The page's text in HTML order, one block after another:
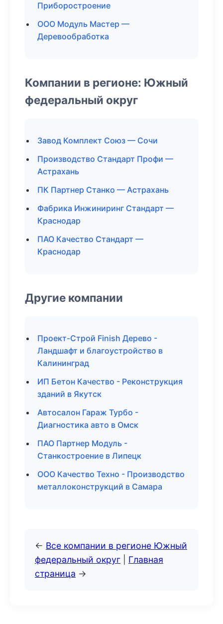
Приборостроение
ООО Модуль Мастер —
Деревообработка
Компании в регионе: Южный
федеральный округ
Завод Комплект Союз — Сочи
Производство Стандарт Профи —
Астрахань
ПК Партнер Станко — Астрахань
Фабрика Инжиниринг Стандарт —
Краснодар
ПАО Качество Стандарт —
Краснодар
Другие компании
Проект-Строй Finish Дерево -
Ландшафт и благоустройство в
Калининград
ИП Бетон Качество - Реконструкция
зданий в Якутск
Автосалон Гараж Турбо -
Диагностика авто в Омск
ПАО Партнер Модуль -
Станкостроение в Липецк
ООО Качество Техно - Производство
металлоконструкций в Самара
← Все компании в регионе Южный
федеральный округ
Главная
страница →